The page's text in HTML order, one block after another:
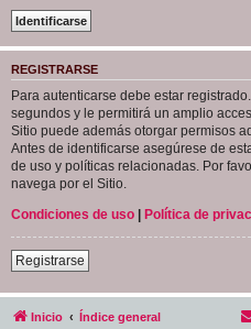
REGISTRARSE
Para autenticarse debe estar
segundos y le permitirá un amplio
Sitio puede además otorgar permisos
Antes de identificarse asegúrese de
de uso y políticas relacionadas. Por
navega por el Sitio.
Condiciones de uso | Política de
Registrarse
Inicio Índice general